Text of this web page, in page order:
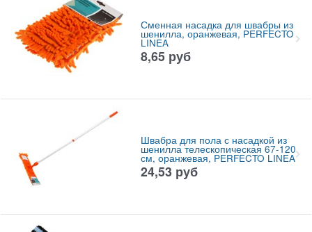
Сменная насадка для швабры из
шенилла, оранжевая, PERFECTO
LINEA
8,65 руб
Швабра для пола с насадкой из
шенилла телескопическая 67-120
см, оранжевая, PERFECTO LINEA
24,53 руб